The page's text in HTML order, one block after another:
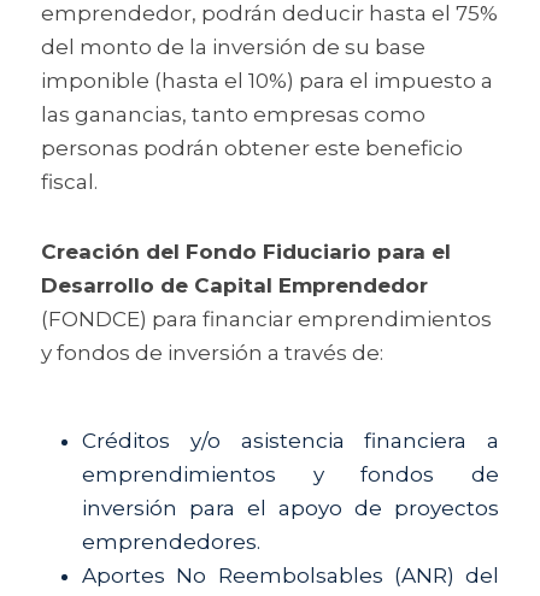
emprendedor, podrán deducir hasta el 75%
del monto de la inversión de su base
imponible (hasta el 10%) para el impuesto a
las ganancias, tanto empresas como
personas podrán obtener este beneficio
fiscal.
Creación del Fondo Fiduciario para el
Desarrollo de Capital Emprendedor
(FONDCE) para financiar emprendimientos
y fondos de inversión a través de:
Créditos y/o asistencia financiera a
emprendimientos y fondos de
inversión para el apoyo de proyectos
emprendedores.
Aportes No Reembolsables (ANR) del